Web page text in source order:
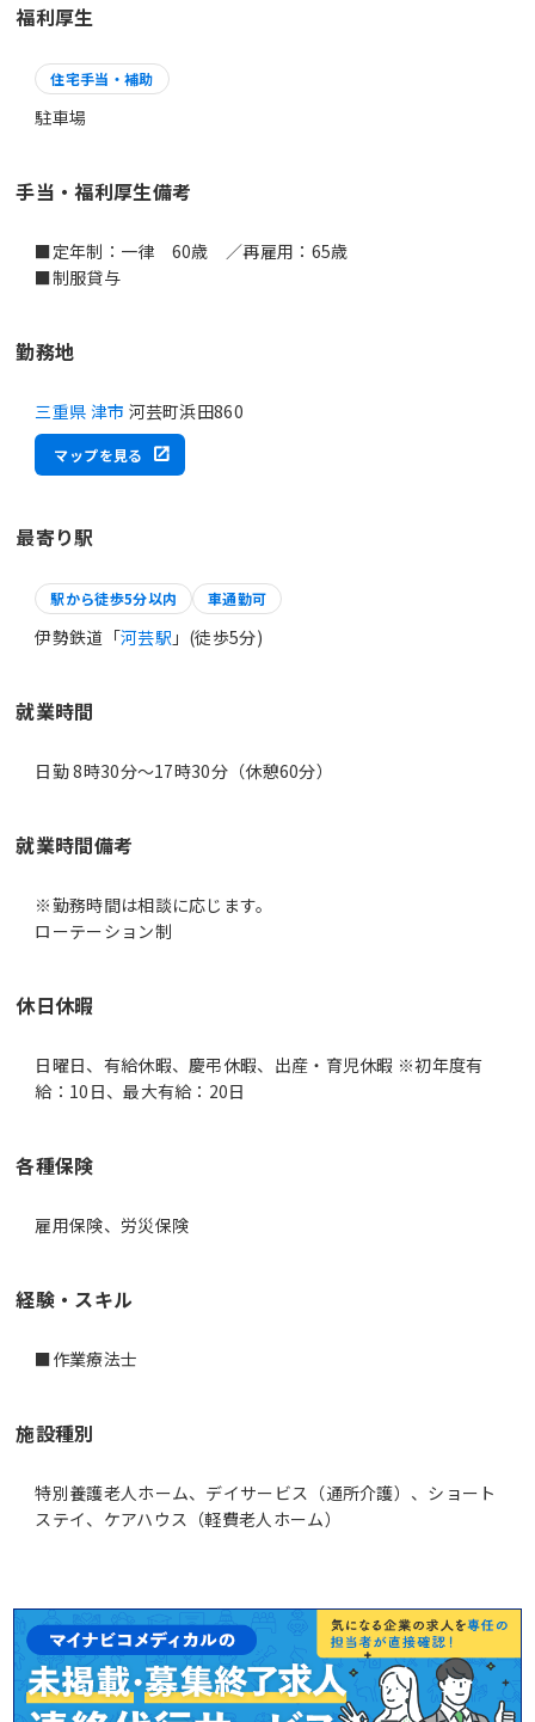
福利厚生
住宅手当・補助
駐車場
手当・福利厚生備考
■定年制：一律 60歳 ／再雇用：65歳
■制服貸与
勤務地
三重県 津市 河芸町浜田860
マップを見る
最寄り駅
駅から徒歩5分以内 車通勤可
伊勢鉄道「河芸駅 」(徒歩5分)
就業時間
日勤 8時30分〜17時30分（休憩60分）
就業時間備考
※勤務時間は相談に応じます。
ローテーション制
休日休暇
日曜日、有給休暇、慶弔休暇、出産・育児休暇 ※初年度有
給：10日、最大有給：20日
各種保険
雇用保険、労災保険
経験・スキル
■作業療法士
施設種別
特別養護老人ホーム、デイサービス（通所介護）、ショート
ステイ、ケアハウス（軽費老人ホーム）